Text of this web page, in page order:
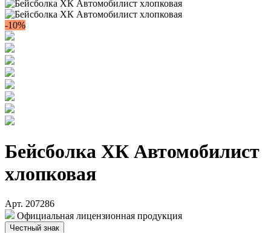
-10%
Бейсболка ХК Автомобилист
хлопковая
Арт. 207286
Официальная лицензионная продукция
Честный знак